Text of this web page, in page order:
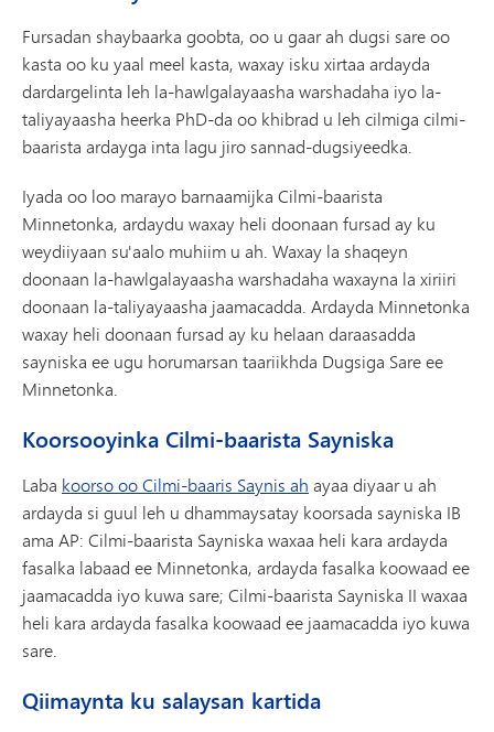
Fursadan shaybaarka goobta, oo u gaar ah dugsi sare oo
kasta oo ku yaal meel kasta, waxay isku xirtaa ardayda
dardargelinta leh la-hawlgalayaasha warshadaha iyo la-
taliyayaasha heerka PhD-da oo khibrad u leh cilmiga cilmi-
baarista ardayga inta lagu jiro sannad-dugsiyeedka.
Iyada oo loo marayo barnaamijka Cilmi-baarista
Minnetonka, ardaydu waxay heli doonaan fursad ay ku
weydiiyaan su'aalo muhiim u ah. Waxay la shaqeyn
doonaan la-hawlgalayaasha warshadaha waxayna la xiriiri
doonaan la-taliyayaasha jaamacadda. Ardayda Minnetonka
waxay heli doonaan fursad ay ku helaan daraasadda
sayniska ee ugu horumarsan taariikhda Dugsiga Sare ee
Minnetonka.
Koorsooyinka Cilmi-baarista Sayniska
Laba koorso oo Cilmi-baaris Saynis ah ayaa diyaar u ah
ardayda si guul leh u dhammaysatay koorsada sayniska IB
ama AP: Cilmi-baarista Sayniska waxaa heli kara ardayda
fasalka labaad ee Minnetonka, ardayda fasalka koowaad ee
jaamacadda iyo kuwa sare; Cilmi-baarista Sayniska II waxaa
heli kara ardayda fasalka koowaad ee jaamacadda iyo kuwa
sare.
Qiimaynta ku salaysan kartida